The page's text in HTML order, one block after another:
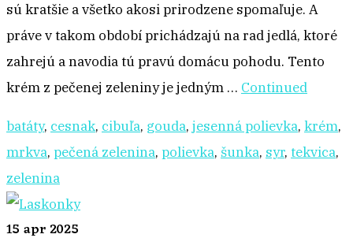
sú kratšie a všetko akosi prirodzene spomaľuje. A
práve v takom období prichádzajú na rad jedlá, ktoré
zahrejú a navodia tú pravú domácu pohodu. Tento
krém z pečenej zeleniny je jedným … Continued
batáty, cesnak, cibuľa, gouda, jesenná polievka, krém,
mrkva, pečená zelenina, polievka, šunka, syr, tekvica,
zelenina
15 apr 2025